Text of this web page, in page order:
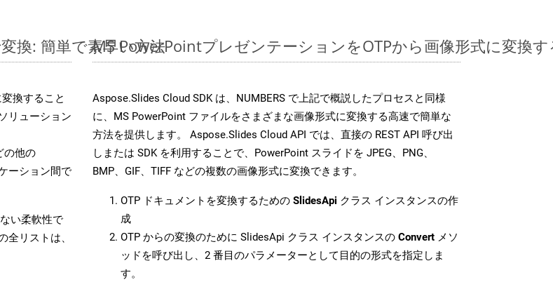
換: 簡単で素早い方法
換すること
リューション
の他の
ーション間で
い柔軟性で
リストは、
MS PowerPointプレゼンテーションをOTPから画像形式に変換
Aspose.Slides Cloud SDK は、NUMBERS で上記で概説したプロセスと同様
に、MS PowerPoint ファイルをさまざまな画像形式に変換する高速で簡単な
方法を提供します。 Aspose.Slides Cloud API では、直接の REST API 呼び出
しまたは SDK を利用することで、PowerPoint スライドを JPEG、PNG、
BMP、GIF、TIFF などの複数の画像形式に変換できます。
OTP ドキュメントを変換するための SlidesApi クラス インスタンスの作
成
OTP からの変換のために SlidesApi クラス インスタンスの Convert メソ
ッドを呼び出し、2 番目のパラメーターとして目的の形式を指定しま
す。